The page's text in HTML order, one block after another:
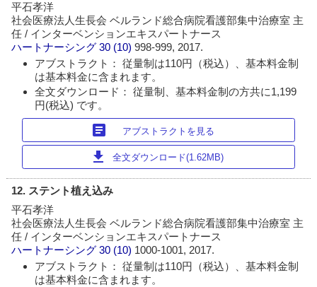
平石孝洋
社会医療法人生長会 ベルランド総合病院看護部集中治療室 主
任 / インターベンションエキスパートナース
ハートナーシング 30 (10)998-999, 2017.
アブストラクト： 従量制は110円（税込）、基本料金制
は基本料金に含まれます。
全文ダウンロード： 従量制、基本料金制の方共に1,199
円(税込) です。
article アブストラクトを見る
download 全文ダウンロード(1.62MB)
12. ステント植え込み
平石孝洋
社会医療法人生長会 ベルランド総合病院看護部集中治療室 主
任 / インターベンションエキスパートナース
ハートナーシング 30 (10) 1000-1001, 2017.
アブストラクト： 従量制は110円（税込）、基本料金制
は基本料金に含まれます。